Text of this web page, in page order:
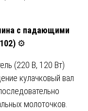
с падающими
⚙️
(220 В, 120 Вт)
кулачковый вал
молоточков.